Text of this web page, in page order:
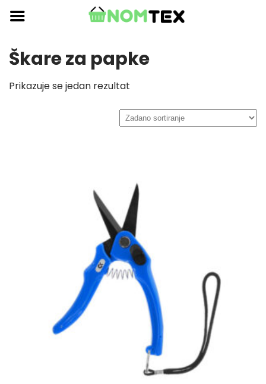
Skip
content
Škare za papke
Prikazuje se jedan rezultat